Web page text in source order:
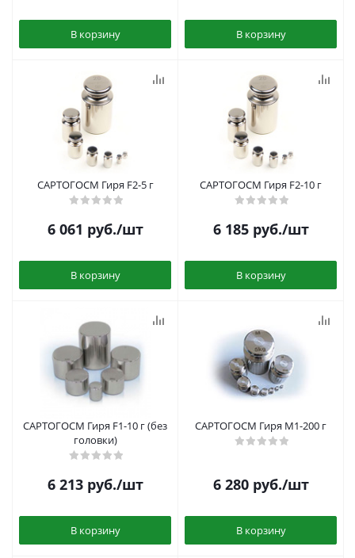
В корзину В корзину
САРТОГОСМ Гиря F2-5 г
6 061 руб./шт
В корзину
САРТОГОСМ Гиря F2-10 г
6 185руб./шт
В корзину
САРТОГОСМ Гиря F1-10 г (без
головки)
6 213руб./шт
В корзину
САРТОГОСМ Гиря M1-200 г
6 280руб./шт
В корзину